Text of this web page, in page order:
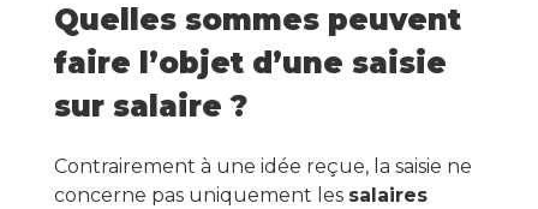
Quelles sommes peuvent
faire l’objet d’une saisie
sur salaire ?
Contrairement à une idée reçue, la saisie ne
concerne pas uniquement les salaires